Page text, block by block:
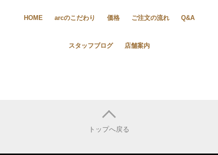
HOME arcのこだわり 価格 ご注文の流れ Q&A
スタッフブログ 店舗案内
トップへ戻る